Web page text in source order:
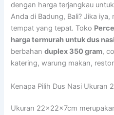
dengan harga terjangkau
Anda di Badung, Bali? Jika
tempat yang tepat. Toko
harga termurah untuk dus
berbahanduplex 350 gram,
katering, warung makan,
Kenapa Pilih Dus Nasi Ukuran
Ukuran 22x22x7cm